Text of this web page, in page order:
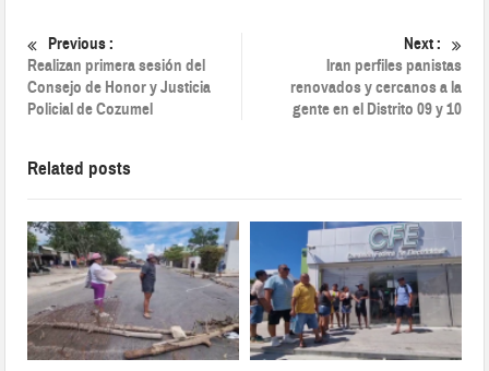
Previous :
Realizan primera sesión del
Consejo de Honor y Justicia
Policial de Cozumel
Next :
Iran perfiles panistas
renovados y cercanos a la
gente en el Distrito 09 y 10
Related posts